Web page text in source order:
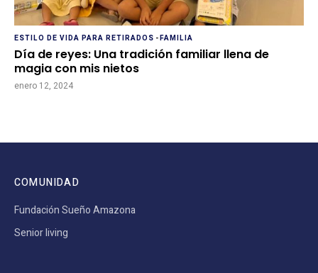
ESTILO DE VIDA PARA RETIRADOS -FAMILIA
Día de reyes: Una tradición familiar llena de
magia con mis nietos
enero 12, 2024
COMUNIDAD
Fundación Sueño Amazona
Senior living